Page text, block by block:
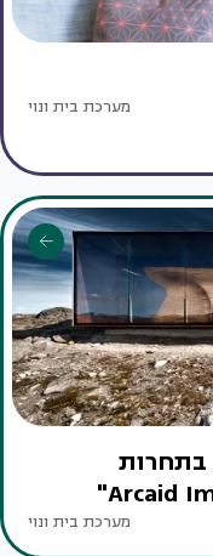
מערכת בית ונוי
התמונות הזוכות לשנת 2013 בתחרות
מערכת בית ונוי